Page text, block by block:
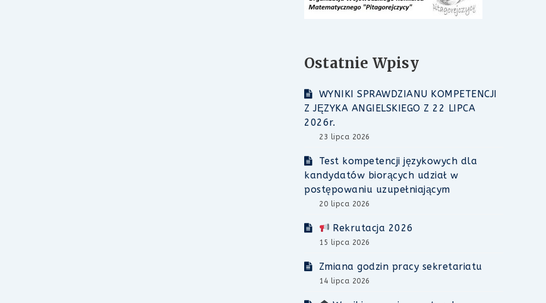
Ostatnie Wpisy
WYNIKI SPRAWDZIANU KOMPETENCJI
Z JĘZYKA ANGIELSKIEGO Z 22 LIPCA
2026r.
23 lipca 2026
Test kompetencji językowych dla
kandydatów biorących udział w
postępowaniu uzupełniającym
20 lipca 2026
Rekrutacja 2026
15 lipca 2026
Zmiana godzin pracy sekretariatu
14 lipca 2026